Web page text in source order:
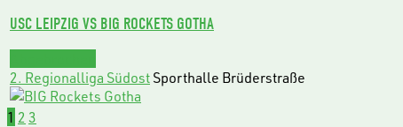
USC LEIPZIG VS BIG ROCKETS GOTHA
2. Regionalliga SüdostSporthalle Brüderstraße
1 2 3